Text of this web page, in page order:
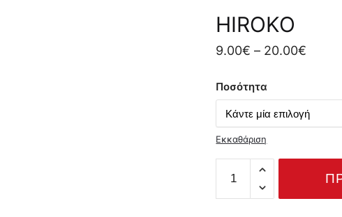
HIROKO
9.00€ – 20.00€
Ποσότητα
Εκκαθάριση
ποσότητα